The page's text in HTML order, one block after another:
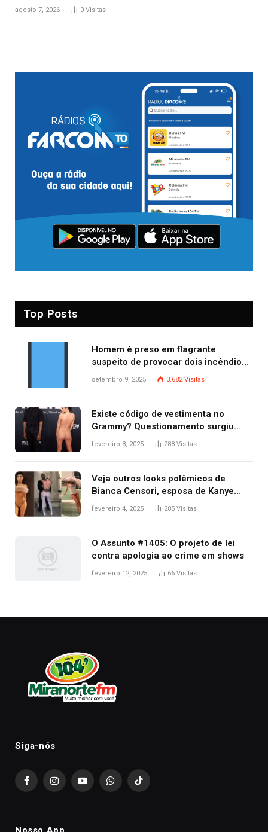
agosto 7, 2026 0 Visitas
Top Posts
Homem é preso em flagrante
suspeito de provocar dois incêndios
criminosos no mesmo dia
setembro 9, 2025 3.682Visitas
Existe código de vestimenta no
Grammy? Questionamento surgiu
após Bianca Censori, mulher de
fevereiro 8, 2025 288 Visitas
Veja outros looks polêmicos de
Bianca Censori, esposa de Kanye
West que apareceu nua no Grammy
fevereiro 4, 2025 285 Visitas
O Assunto #1405: O projeto de lei
contra apologia ao crime em shows
fevereiro 12, 2025 66 Visitas
Siga-nós
FacebookInstagramYouTubeWhatsAppTikTok